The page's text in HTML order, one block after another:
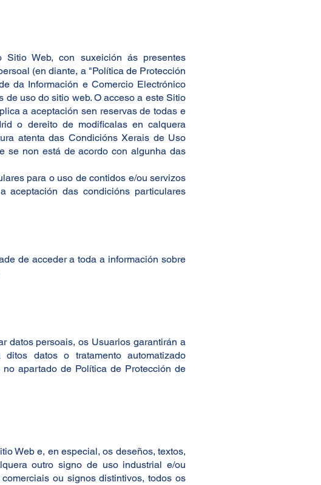
Web, con suxeición ás presentes
(en diante, a "Política de Protección
da Información e Comercio Electrónico
uso do sitio web. O acceso a este Sitio
a aceptación sen reservas de todas e
o dereito de modificalas en calquera
atenta das Condicións Xerais de Uso
se non está de acordo con algunha das
para o uso de contidos e/ou servizos
aceptación das condicións particulares
de acceder a toda a información sobre
datos persoais, os Usuarios garantirán a
datos o tratamento automatizado
apartado de Política de Protección de
Web e, en especial, os deseños, textos,
outro signo de uso industrial e/ou
ou signos distintivos, todos os